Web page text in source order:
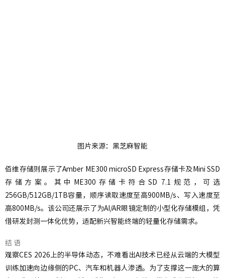
图片来源：黑芝麻智能
佰维存储则展示了Amber ME300 microSD Express存储卡及Mini SSD
存储方案。其中ME300存储卡符合SD 7.1规范，可选
256GB/512GB/1TB容量，顺序读取速度至高900MB/s、写入速度至
高800MB/s。该公司还展示了为AI/AR眼镜定制的小型化存储模组，凭
借研发封测一体化优势，适配新兴智能终端的轻量化存储需求。
结 语
观察CES 2026上的半导体动态，不难看出AI技术已经从云端的大模型
训练加速向边缘侧的PC、汽车和机器人渗透。为了支撑这一庞大的算